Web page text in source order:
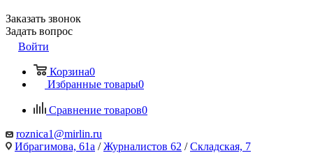
Заказать звонок
Задать вопрос
Войти
Корзина0
Избранные товары0
Сравнение товаров0
roznica1@mirlin.ru
Ибрагимова, 61а /Журналистов 62 /Складская, 7